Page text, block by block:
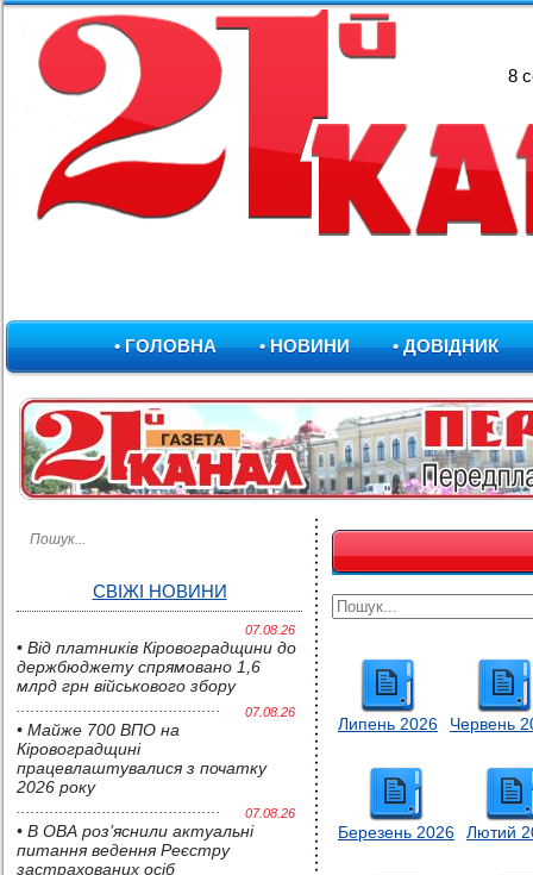
8
• ГОЛОВНА • НОВИНИ • ДОВІДНИК
СВІЖІ НОВИНИ
07.08.26
• Від платників Кіровоградщини до
держбюджету спрямовано 1,6
млрд грн військового збору
07.08.26
• Майже 700 ВПО на
Кіровоградщині
працевлаштувалися з початку
2026 року
07.08.26
• В ОВА роз’яснили актуальні
питання ведення Реєстру
застрахованих осіб
Липень 2026 Червень
Березень 2026 Лютий